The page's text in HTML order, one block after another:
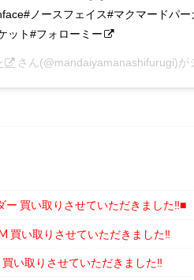
ノースフェイス#マクマードパー
ット#フォローミー
さん(@mandaiyamanashifurugi)がシェアした
ー 買い取りさせていただきました‼■
買い取りさせていただきました‼︎
い取りさせていただきました‼︎